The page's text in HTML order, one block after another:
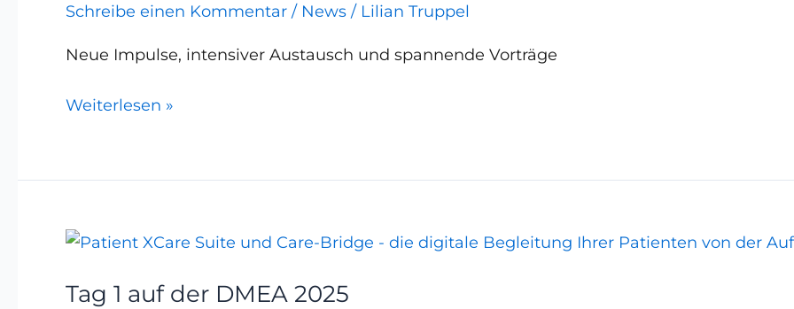
Schreibe einen Kommentar / News / Lilian Truppel
Neue Impulse, intensiver Austausch und spannende Vorträge
2
der
Weiterlesen »
Tag 1 auf der DMEA 2025
Tag
auf